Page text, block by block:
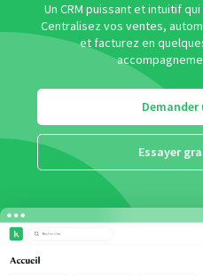
Un CRM puissant et intuitif
Centralisez vos ventes,
et facturez en
Demander
Essayer